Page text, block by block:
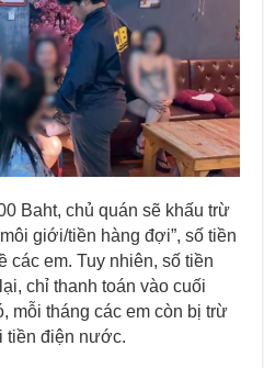
Baht, chủ quán sẽ khấu trừ
giới/tiền hàng đợi”, số tiền
các em. Tuy nhiên, số tiền
chỉ thanh toán vào cuối
mỗi tháng các em còn bị trừ
tiền điện nước.